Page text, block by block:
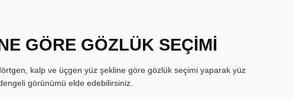
GÖRE GÖZLÜK SEÇİMİ
kalp ve üçgen yüz şekline göre gözlük seçimi yaparak yüz
görünümü elde edebilirsiniz.